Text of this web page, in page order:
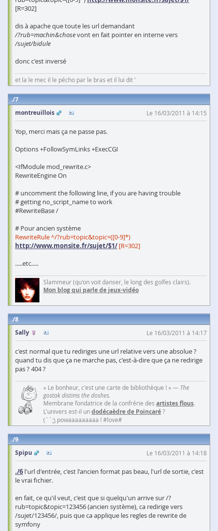
[R=302]
dis à apache que toute les url demandant
/?rub=machin&chosevont en fait pointer en interne vers
/sujet/bidule
donc c'est inversé
et la le mec il le pécho par le bras et il lui dit '
7
montreuillois
Le 16/03/2011 à 14:15
Yop, merci mais ça ne passe pas.
Options +FollowSymLinks +ExecCGI
<IfModule mod_rewrite.c>
RewriteEngine On
# uncomment the following line, if you are having trouble
# getting no_script_name to work
#RewriteBase /
# Pour ancien système
RewriteRule ^/?rub=topic&topic=([0-9]*)
http://www.monsite.fr/sujet/$1/[R=302]
.....etc.....
Slammeur (qu'on voit danser, le long des golfes clairs).
Mon blog qui parle de jeux-vidéo
8
Sally
Le 16/03/2011 à 14:17
c'est normal que tu rediriges une url relative vers une absolue ?
quand tu dis que ça ne marche pas, c'est-à-dire que ça ne redirige
pas ? 404 ?
« Le bonheur, c'est une carte de bibliothèque ! » — The
gostak distims the doshes.
Membrane fondatrice de la confrérie des artistes flous.
L'univers est-il undodécaèdre de Poincaré?
(``·\ powaaaaaaaaa ! #love#
9
Spipu
Le 16/03/2011 à 14:18
./6 l'url d'entrée, c'est l'ancien format pas beau, l'url de sortie, c'est
le vrai fichier.
en fait, ce qu'il veut, c'est que si quelqu'un arrive sur /?
rub=topic&topic=123456 (ancien système), ca redirige vers
/sujet/123456/, puis que ca applique les regles de rewrite de
symfony